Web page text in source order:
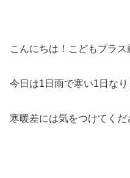
こんにちは！こどもプラ
今日は1日雨で寒い1日な
寒暖差には気をつけてくだ